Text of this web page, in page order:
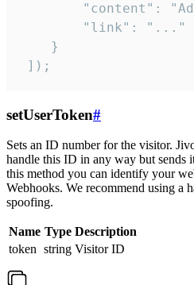
"content":
        "link": "..."
    }
]);
setUserToken#
Sets an ID number for the visitor.
handle this ID in any way but sends
this method you can identify your
Webhooks. We recommend using a
spoofing.
Name Type Description
token string Visitor ID